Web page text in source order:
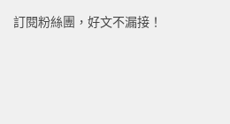
訂閱粉絲團，好文不漏接！